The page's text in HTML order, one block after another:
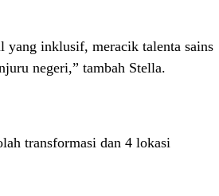
yang inklusif, meracik talenta sains
negeri,” tambah Stella.
transformasi dan 4 lokasi